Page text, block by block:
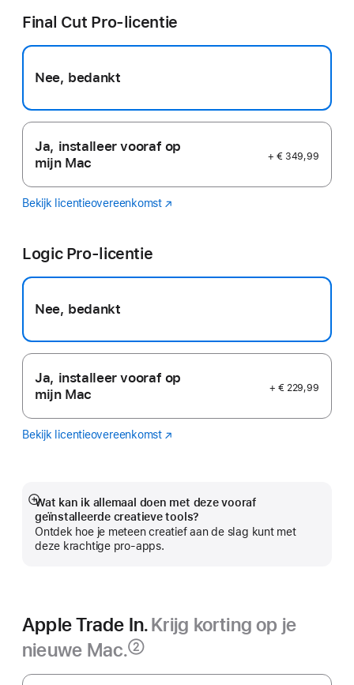
Final Cut Pro-licentie
Nee, bedankt
Ja, installeer vooraf op
mijn Mac
+ € 349,99
Bekijk licentieovereenkomstFinal
(Wordt
Logic Pro-licentie
Nee, bedankt
Ja, installeer vooraf op
mijn Mac
+ € 229,99
Bekijk licentieovereenkomstLogic
(Wordt
geopend)
Wat kan ik allemaal doen met deze vooraf
geïnstalleerde creatieve tools?
Ontdek hoe je meteen creatief aan de slag kunt met
deze krachtige pro-apps.
Meer
Apple Trade In.Krijg korting op je
nieuwe Mac.②
Apple Trade In.